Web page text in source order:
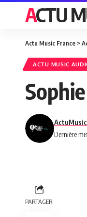
ACTU
Actu Music France >
ACTU MUSIC
Dernière
PARTAGER